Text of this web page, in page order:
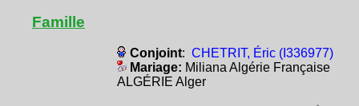
Famille
Conjoint: CHETRIT, Éric (I336977)
Mariage: Miliana Algérie Française
ALGÉRIE Alger